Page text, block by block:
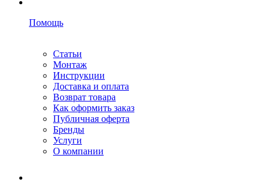
Помощь
Статьи
Монтаж
Инструкции
Доставка и оплата
Возврат товара
Как оформить заказ
Публичная оферта
Бренды
Услуги
О компании